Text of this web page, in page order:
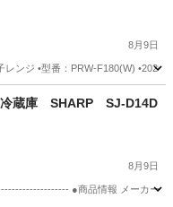
8月9日
ンジ •型番：PRW-F180(W) •2025
蔵庫 SHARP SJ-D14D
8月9日
●商品情報 メーカー：